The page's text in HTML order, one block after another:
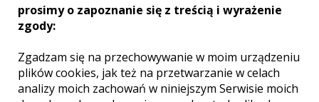
prosimy o zapoznanie się z treścią i wyrażenie
zgody:
Zgadzam się na przechowywanie w moim urządzeniu
plików cookies, jak też na przetwarzanie w celach
analizy moich zachowań w niniejszym Serwisie moich